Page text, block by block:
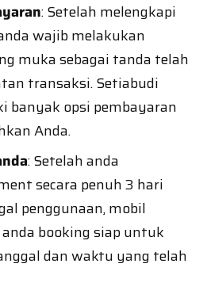
: Setelah melengkapi
wajib melakukan
muka sebagai tanda telah
transaksi. Setiabudi
banyak opsi pembayaran
Anda.
: Setelah anda
secara penuh 3 hari
penggunaan, mobil
booking siap untuk
dan waktu yang telah